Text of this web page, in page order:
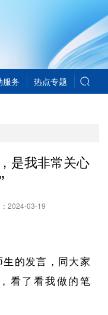
服务 热点专题
是我非常关心
2024-03-19
的发言，同大家
看了看我做的笔